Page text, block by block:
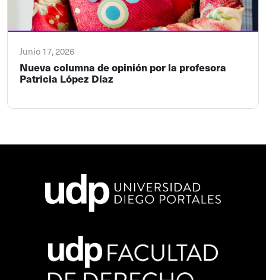
Junio 17, 2026
Nueva columna de opinión por la profesora
Patricia López Díaz